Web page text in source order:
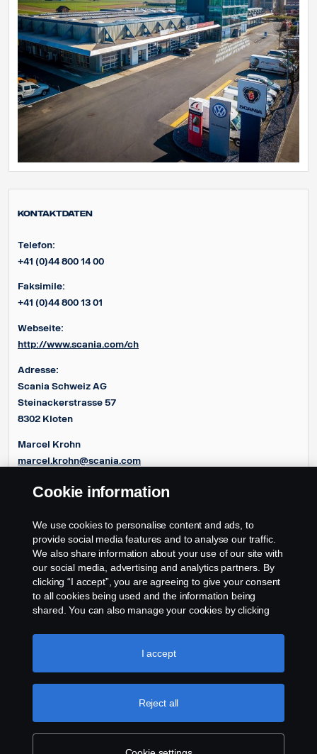
Kontaktdaten
Telefon:
+41 (0)44 800 14 00
Faksimile:
+41 (0)44 800 13 01
Webseite:
http://www.scania.com/ch
Adresse:
Scania Schweiz AG
Steinackerstrasse 57
8302 Kloten
Marcel Krohn
marcel.krohn@scania.com
+41 (0) 44 800 13 70
Cookie information
We use cookies to personalise content and ads, to
provide social media features and to analyse our traffic.
We also share information about your use of our site with
our social media, advertising and analytics partners. By
clicking “I accept”, you are agreeing to give your consent
to all cookies being used and the information being
shared. You can also manage your cookies by clicking
like to accept. For a more detailed explanation of how we
use cookies, please visit our cookies section, which you
Reject all
I accept